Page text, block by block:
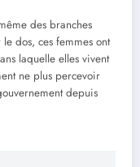
des branches
dos, ces femmes ont
laquelle elles vivent
ne plus percevoir
depuis